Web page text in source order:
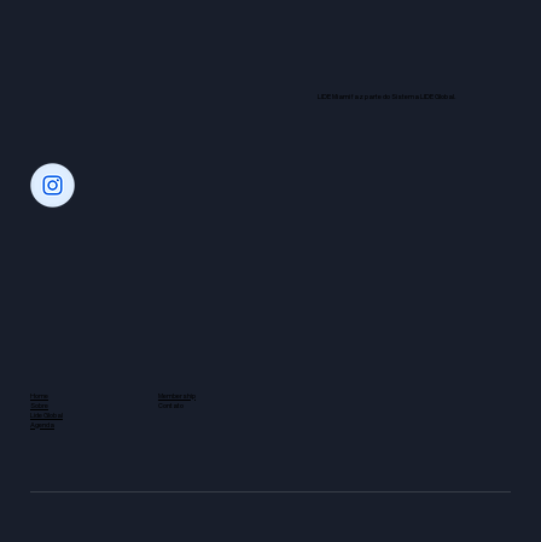
LIDE Miami faz parte do Sistema LIDE Global.
Home
Sobre
Lide Global
Agenda
Membership
Contato